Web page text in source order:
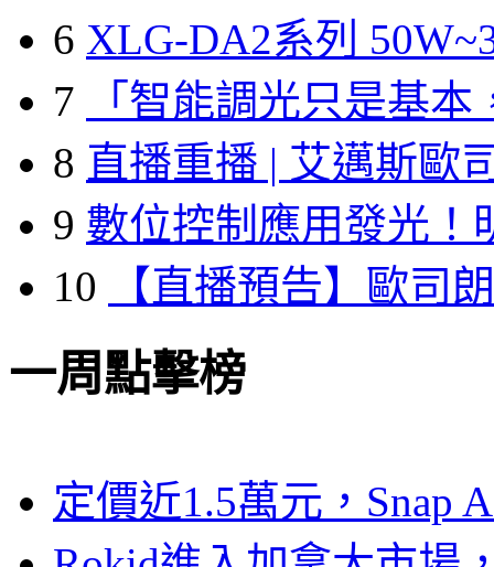
6 XLG-DA2系列
7
「智能調光只是基本
8 直播重播 | 艾邁斯歐
9 數位控制應用發光！
10
【直播預告】歐司
一周點擊榜
定價近1.5萬元，Snap